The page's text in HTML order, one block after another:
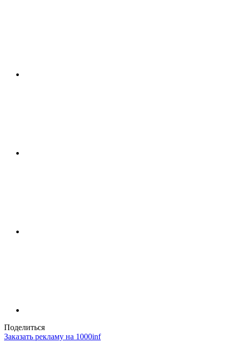
Поделиться
Заказать рекламу на 1000inf